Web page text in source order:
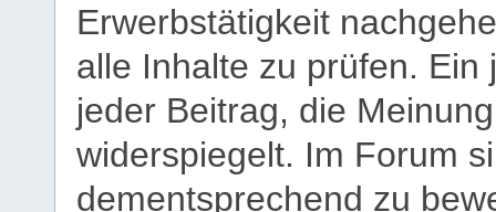
Erwerbstätigkeit
alle Inhalte zu prüfen.
jeder Beitrag, die
widerspiegelt. Im Forum
dementsprechend zu